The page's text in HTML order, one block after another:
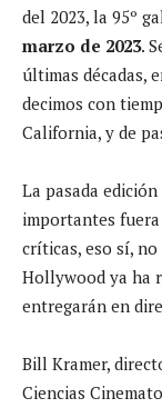
del 2023, la 95º
marzo de 2023.
últimas décadas,
decimos con
California, y de
La pasada
importantes
críticas, eso sí,
Hollywood ya ha
entregarán en
Bill Kramer,
Ciencias